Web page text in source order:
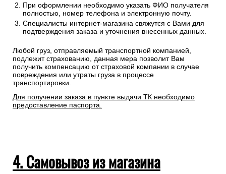
При оформлении необходимо указать ФИО получателя
полностью, номер телефона и электронную почту.
Специалисты интернет-магазина свяжутся с Вами для
подтверждения заказа и уточнения внесенных данных.
Любой груз, отправляемый транспортной компанией,
подлежит страхованию, данная мера позволит Вам
получить компенсацию от страховой компании в случае
повреждения или утраты груза в процессе
транспортировки.
Для получении заказа в пункте выдачи ТК необходимо
предоставление паспорта.
4. Самовывоз из магазина